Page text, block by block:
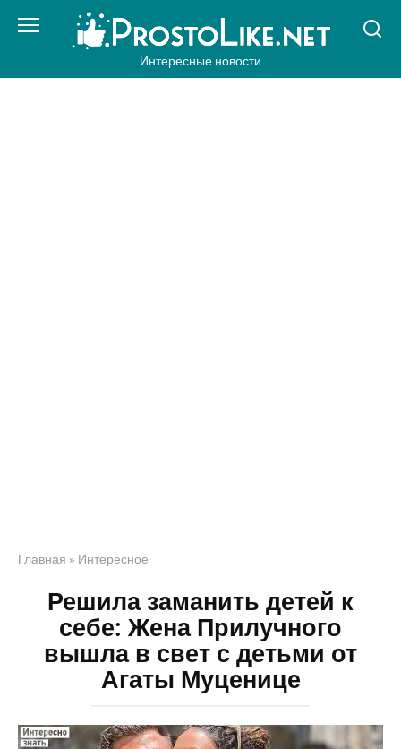
Интересные новости
Главная » Интересное
Решила заманить детей к
себе: Жена Прилучного
вышла в свет с детьми от
Агаты Муценице